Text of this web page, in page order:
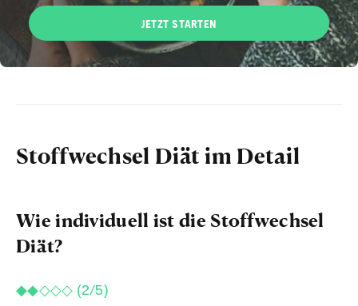
JETZT STARTEN
Stoffwechsel Diät im Detail
Wie individuell ist die Stoffwechsel
Diät?
◆◆◇◇◇ (2/5)